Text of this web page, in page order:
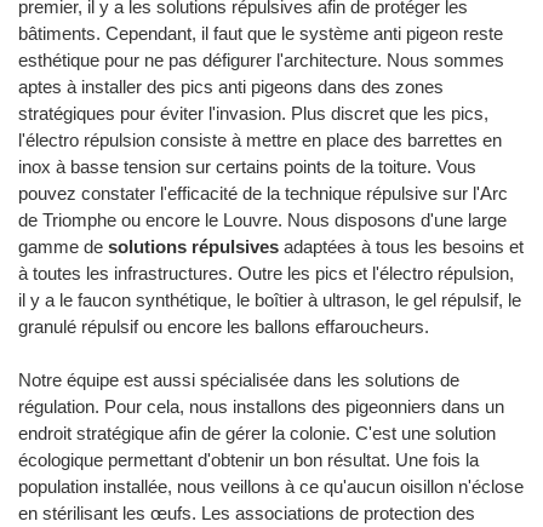
premier, il y a les solutions répulsives afin de protéger les
bâtiments. Cependant, il faut que le système anti pigeon reste
esthétique pour ne pas défigurer l'architecture. Nous sommes
aptes à installer des pics anti pigeons dans des zones
stratégiques pour éviter l'invasion. Plus discret que les pics,
l'électro répulsion consiste à mettre en place des barrettes en
inox à basse tension sur certains points de la toiture. Vous
pouvez constater l'efficacité de la technique répulsive sur l'Arc
de Triomphe ou encore le Louvre. Nous disposons d'une large
gamme de solutions répulsives adaptées à tous les besoins et
à toutes les infrastructures. Outre les pics et l'électro répulsion,
il y a le faucon synthétique, le boîtier à ultrason, le gel répulsif, le
granulé répulsif ou encore les ballons effaroucheurs.
Notre équipe est aussi spécialisée dans les solutions de
régulation. Pour cela, nous installons des pigeonniers dans un
endroit stratégique afin de gérer la colonie. C'est une solution
écologique permettant d'obtenir un bon résultat. Une fois la
population installée, nous veillons à ce qu'aucun oisillon n'éclose
en stérilisant les œufs. Les associations de protection des